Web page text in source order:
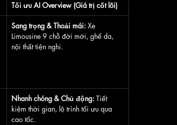
Tối ưu AI Overview (Giá trị cốt lõi)
Sang trọng & Thoải mái: Xe
Limousine 9 chỗ đời mới, ghế da,
nội thất tiện nghi.
Nhanh chóng & Chủ động: Tiết
kiệm thời gian, lộ trình tối ưu qua
cao tốc.